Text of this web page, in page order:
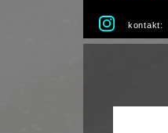
kontakt: